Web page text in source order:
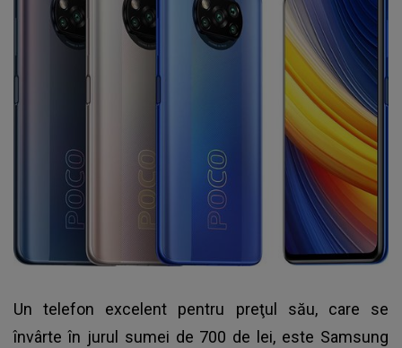
Un telefon excelent pentru preţul său, care se
învârte în jurul sumei de 700 de lei, este Samsung